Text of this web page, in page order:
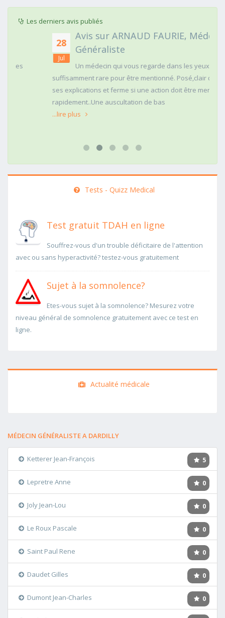
Les derniers avis publiés
Avis sur ARNAUD FAURIE, Médecin
Généraliste
Un médecin qui vous regarde dans les yeux c'est
suffisamment rare pour être mentionné. Posé,clair dans
ses explications et ferme si une action doit être menée
rapidement..Une auscultation de bas
...lire plus
Tests - Quizz Medical
Test gratuit TDAH en ligne
Souffrez-vous d'un trouble déficitaire de l'attention
avec ou sans hyperactivité? testez-vous gratuitement
Sujet à la somnolence?
Etes-vous sujet à la somnolence? Mesurez votre
niveau général de somnolence gratuitement avec ce test en
ligne.
Actualité médicale
MÉDECIN GÉNÉRALISTE A DARDILLY
5
Ketterer Jean-François
0
Lepretre Anne
0
Joly Jean-Lou
0
Le Roux Pascale
0
Saint Paul Rene
0
Daudet Gilles
0
Dumont Jean-Charles